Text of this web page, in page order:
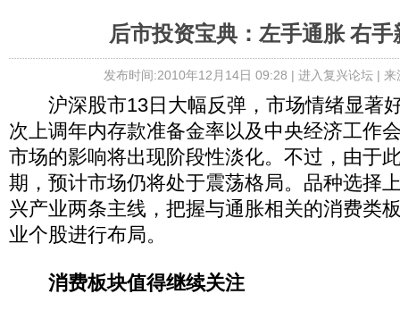
后市投资宝典：左手通胀 右手
发布时间:2010年12月14日 09:28 | 进入复兴论坛| 来
沪深股市13日大幅反弹，市场情绪显著
次上调年内存款准备金率以及中央经济工作
市场的影响将出现阶段性淡化。不过，由于
期，预计市场仍将处于震荡格局。品种选择
兴产业两条主线，把握与通胀相关的消费类
业个股进行布局。
消费板块值得继续关注